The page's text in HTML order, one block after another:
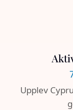
Upplev